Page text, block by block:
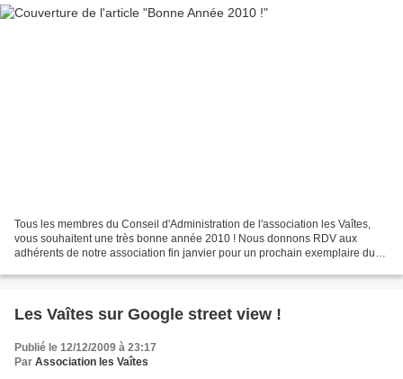
Tous les membres du Conseil d'Administration de l'association les Vaîtes,
vous souhaitent une très bonne année 2010 ! Nous donnons RDV aux
adhérents de notre association fin janvier pour un prochain exemplaire du
Les Vaîtes sur Google street view !
Publié le 12/12/2009 à 23:17
Par Association les Vaîtes